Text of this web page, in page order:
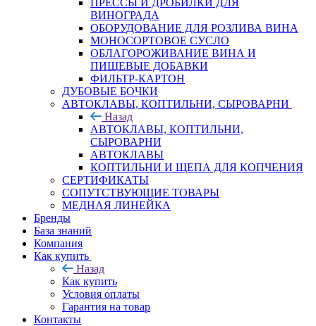
ПРЕССЫ И ДРОБИЛКИ ДЛЯ
ВИНОГРАДА
ОБОРУДОВАНИЕ ДЛЯ РОЗЛИВА ВИНА
МОНОСОРТОВОЕ СУСЛО
ОБЛАГОРОЖИВАНИЕ ВИНА И
ПИЩЕВЫЕ ДОБАВКИ
ФИЛЬТР-КАРТОН
ДУБОВЫЕ БОЧКИ
АВТОКЛАВЫ, КОПТИЛЬНИ, СЫРОВАРНИ
Назад
АВТОКЛАВЫ, КОПТИЛЬНИ,
СЫРОВАРНИ
АВТОКЛАВЫ
КОПТИЛЬНИ И ЩЕПА ДЛЯ КОПЧЕНИЯ
СЕРТИФИКАТЫ
СОПУТСТВУЮЩИЕ ТОВАРЫ
МЕДНАЯ ЛИНЕЙКА
Бренды
База знаний
Компания
Как купить
Назад
Как купить
Условия оплаты
Гарантия на товар
Контакты